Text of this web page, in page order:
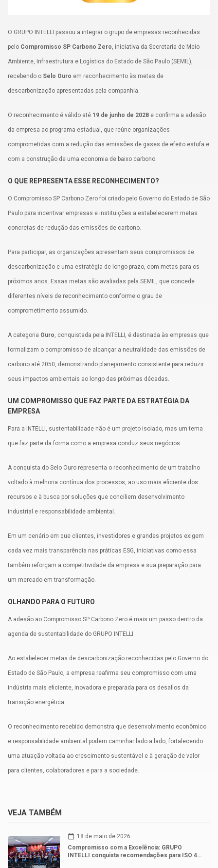
Política de Privacidade
Termos de uso
O GRUPO INTELLI passou a integrar o grupo de empresas reconhecidas
pelo Compromisso SP Carbono Zero, iniciativa da Secretaria de Meio
Ambiente, Infraestrutura e Logística do Estado de São Paulo (SEMIL),
recebendo o Selo Ouro em reconhecimento às metas de
descarbonização apresentadas pela companhia.
O reconhecimento é válido até 19 de junho de 2028 e confirma a adesão
da empresa ao programa estadual, que reúne organizações
comprometidas com a redução das emissões de gases de efeito estufa e
com a construção de uma economia de baixo carbono.
O QUE REPRESENTA ESSE RECONHECIMENTO?
O Compromisso SP Carbono Zero foi criado pelo Governo do Estado de São
Paulo para incentivar empresas e instituições a estabelecerem metas
concretas de redução das emissões de carbono.
Para participar, as organizações apresentam seus compromissos de
descarbonização e uma estratégia de longo prazo, com metas para os
próximos anos. Essas metas são avaliadas pela SEMIL, que concede
diferentes níveis de reconhecimento conforme o grau de
comprometimento assumido.
A categoria Ouro, conquistada pela INTELLI, é destinada às empresas que
formalizam o compromisso de alcançar a neutralidade das emissões de
carbono até 2050, demonstrando planejamento consistente para reduzir
seus impactos ambientais ao longo das próximas décadas.
UM COMPROMISSO QUE FAZ PARTE DA ESTRATÉGIA DA
EMPRESA
Para a INTELLI, sustentabilidade não é um projeto isolado, mas um tema
que faz parte da forma como a empresa conduz seus negócios.
A conquista do Selo Ouro representa o reconhecimento de um trabalho
voltado à melhoria contínua dos processos, ao uso mais eficiente dos
recursos e à busca por soluções que conciliem desenvolvimento
industrial e responsabilidade ambiental.
Em um cenário em que clientes, investidores e grandes projetos exigem
cada vez mais transparência nas práticas ESG, iniciativas como essa
também reforçam a competitividade da empresa e sua preparação para
um mercado em transformação.
OLHANDO PARA O FUTURO
A adesão ao Compromisso SP Carbono Zero é mais um passo dentro da
agenda de sustentabilidade do GRUPO INTELLI.
Ao estabelecer metas de descarbonização reconhecidas pelo Governo do
Estado de São Paulo, a empresa reafirma seu compromisso com uma
indústria mais eficiente, inovadora e preparada para os desafios da
transição energética.
O reconhecimento recebido demonstra que desenvolvimento econômico
e responsabilidade ambiental podem caminhar lado a lado, fortalecendo
uma atuação voltada ao crescimento sustentável e à geração de valor
para clientes, colaboradores e para a sociedade.
VEJA TAMBÉM
calendar_today 18 de maio de 2026
Compromisso com a Excelência: GRUPO
INTELLI conquista recomendações para ISO 4…